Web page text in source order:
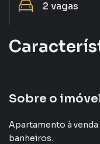
2 vagas
Sobre o
Apartamento à venda
banheiros.